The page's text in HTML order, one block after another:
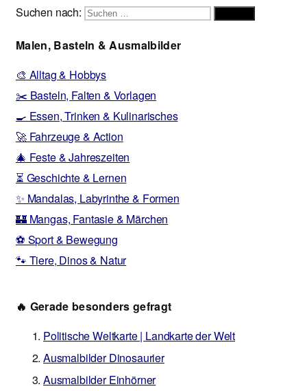
Suchen nach:
Malen, Basteln & Ausmalbilder
🎨 Alltag & Hobbys
✂️ Basteln, Falten & Vorlagen
🍳 Essen, Trinken & Kulinarisches
🚀 Fahrzeuge & Action
🎄 Feste & Jahreszeiten
⏳ Geschichte & Lernen
✨ Mandalas, Labyrinthe & Formen
🏰 Mangas, Fantasie & Märchen
⚽ Sport & Bewegung
🐾 Tiere, Dinos & Natur
🔥 Gerade besonders gefragt
Politische Weltkarte | Landkarte der Welt
Ausmalbilder Dinosaurier
Ausmalbilder Einhörner